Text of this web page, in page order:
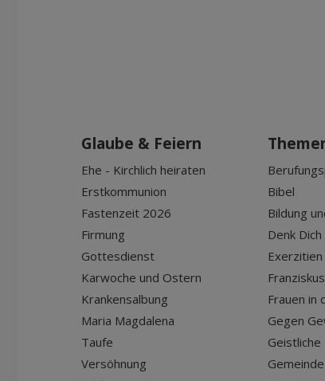
Glaube & Feiern
Ehe - Kirchlich heiraten
Erstkommunion
Fastenzeit 2026
Firmung
Gottesdienst
Karwoche und Ostern
Krankensalbung
Maria Magdalena
Taufe
Versöhnung
Bibel
Bildung
Denk
Exerzitien
Frauen in
Gegen
Gemeinde